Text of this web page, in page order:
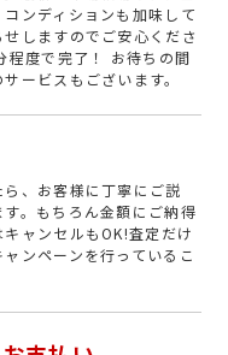
ンディションも加味して
しますのでご安心くださ
程度で完了！ お待ちの間
ービスもございます。
、お客様に丁寧にご説
。もちろん金額にご納得
ャンセルもOK!査定だけ
ンペーンを行っているこ